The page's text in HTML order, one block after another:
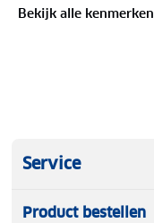
Bekijk alle kenmerken
Service
Product bestellen